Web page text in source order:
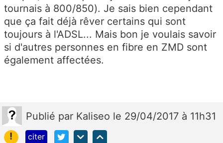
tournais à 800/850). Je sais bien cependant
que ça fait déjà rêver certains qui sont
toujours à l'ADSL... Mais bon je voulais savoir
si d'autres personnes en fibre en ZMD sont
également affectées.
Publié par Kaliseo le 29/04/2017 à 11h31
!
citer